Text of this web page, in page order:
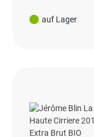
auf Lager